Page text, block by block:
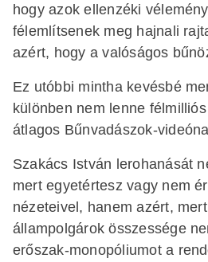
hogy azok ellenzéki
félemlítsenek meg hajnali
azért, hogy a valóságos
Ez utóbbi mintha kevésbé
különben nem lenne
átlagos Bűnvadászok-
Szakács István lerohanását
mert egyetértesz vagy nem
nézeteivel, hanem azért,
állampolgárok összessége
erőszak-monopóliumot a